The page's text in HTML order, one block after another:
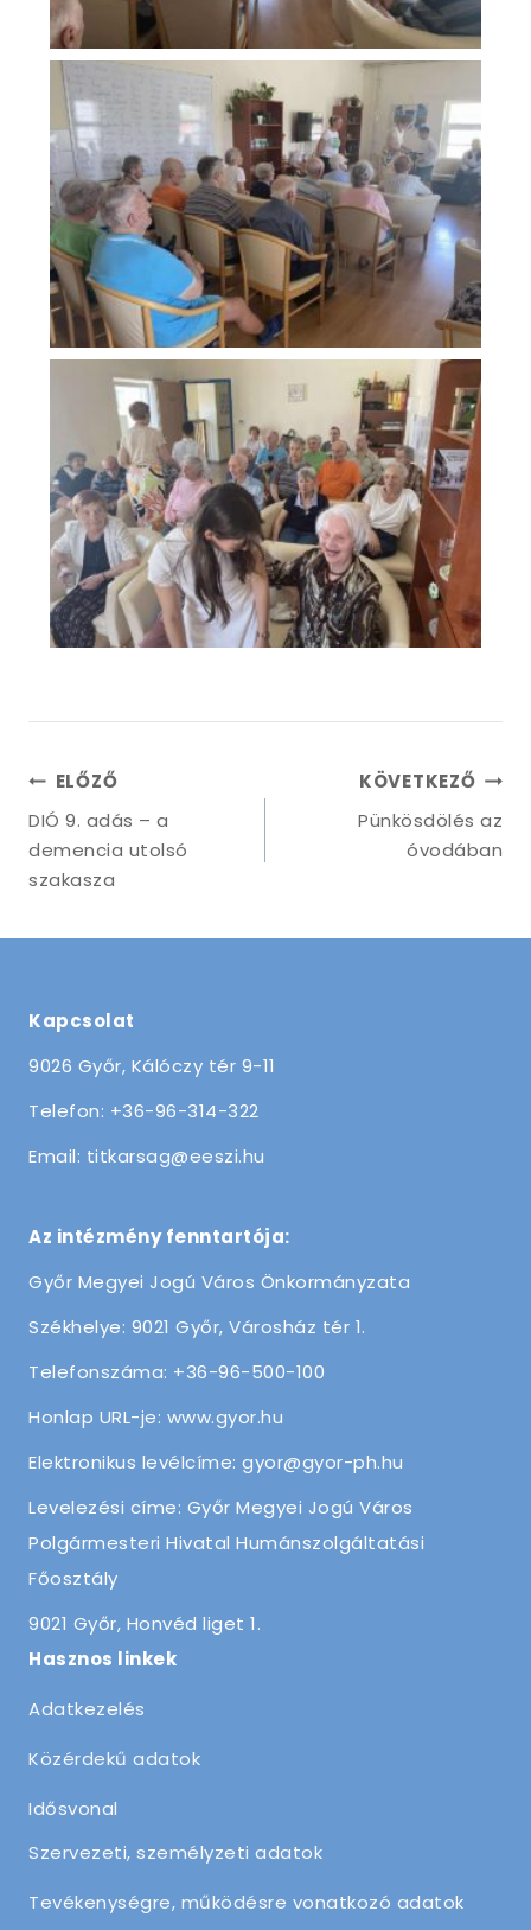
ELŐZŐ
DIÓ 9. adás – a
demencia utolsó
szakasza
KÖVETKEZŐ
Pünkösdölés az
óvodában
Kapcsolat
9026 Győr, Kálóczy tér 9-11
Telefon: +36-96-314-322
Email: titkarsag@eeszi.hu
Az intézmény fenntartója:
Győr Megyei Jogú Város Önkormányzata
Székhelye: 9021 Győr, Városház tér 1.
Telefonszáma: +36-96-500-100
Honlap URL-je: www.gyor.hu
Elektronikus levélcíme: gyor@gyor-ph.hu
Levelezési címe: Győr Megyei Jogú Város
Polgármesteri Hivatal Humánszolgáltatási
Főosztály
9021 Győr, Honvéd liget 1.
Hasznos linkek
Adatkezelés
Közérdekű adatok
Idősvonal
Szervezeti, személyzeti adatok
Tevékenységre, működésre vonatkozó adatok